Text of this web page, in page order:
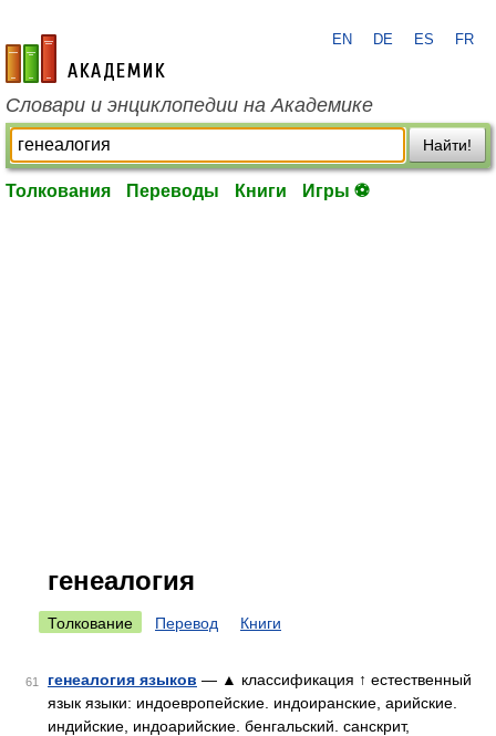
academic.ru
EN DE ES FR
Словари и энциклопедии на Академике
Найти!
Толкования Переводы Книги Игры ⚽
генеалогия
Толкование Перевод Книги
61 генеалогия языков — ▲ классификация ↑ естественный
язык языки: индоевропейские. индоиранские, арийские.
индийские, индоарийские. бенгальский. санскрит,